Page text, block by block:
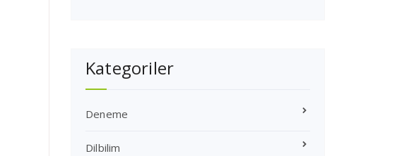
Kategoriler
Deneme
Dilbilim